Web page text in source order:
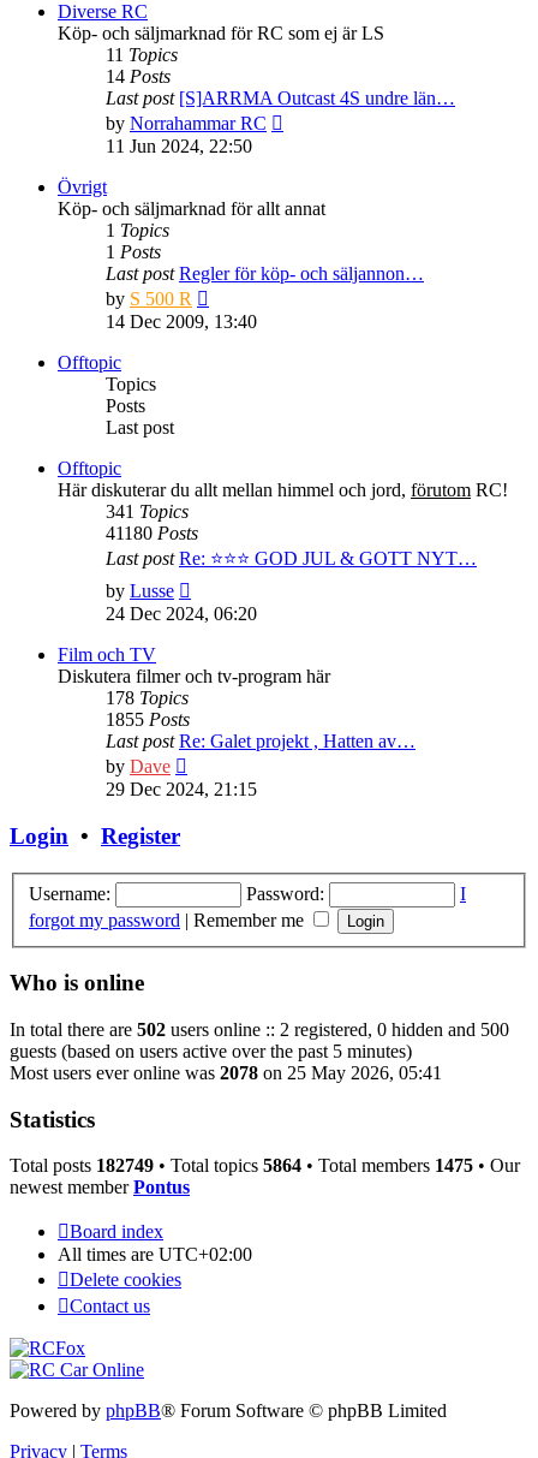
Diverse RC
Köp- och säljmarknad för RC som ej är LS
11 Topics
14 Posts
Last post [S]ARRMA Outcast 4S undre län…
by Norrahammar RC
11 Jun 2024, 22:50
Övrigt
Köp- och säljmarknad för allt annat
1 Topics
1 Posts
Last post Regler för köp- och säljannon…
by S 500 R
the
14 Dec 2009, 13:40
Offtopic
Topics
Posts
Last post
Offtopic
Här diskuterar du allt mellan himmel och jord, förutom RC!
341 Topics
41180 Posts
Last post Re: ⭐️⭐️⭐️ GOD JUL & GOTT NYT…
by Lusse
the
24 Dec 2024, 06:20
Film och TV
Diskutera filmer och tv-program här
178 Topics
1855 Posts
Last post Re: Galet projekt , Hatten av…
by Dave
the
29 Dec 2024, 21:15
Login • Register
Username: Password:
I
forgot my password | Remember me
Who is online
In total there are 502 users online :: 2 registered, 0 hidden and 500
guests (based on users active over the past 5 minutes)
Most users ever online was 2078 on 25 May 2026, 05:41
Statistics
Total posts 182749 • Total topics 5864 • Total members 1475 • Our
newest memberPontus
Board index
All times are UTC+02:00
Delete cookies
Contact us
Powered by phpBB® Forum Software © phpBB Limited
Privacy | Terms